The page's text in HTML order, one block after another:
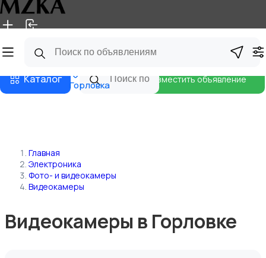
Главная Магазины
Каталог Горловка
Разместить объявление
Главная
Электроника
Фото- и видеокамеры
Видеокамеры
Видеокамеры в Горловке